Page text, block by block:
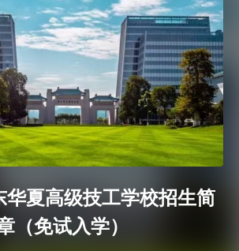
华夏高级技工学校招生简
（免试入学）